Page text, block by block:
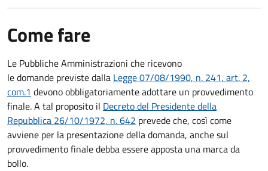
Come fare
Le Pubbliche Amministrazioni che ricevono
le domande previste dalla Legge 07/08/1990, n. 241, art. 2,
com.1 devono obbligatoriamente adottare un provvedimento
finale. A tal proposito il Decreto del Presidente della
Repubblica 26/10/1972, n. 642 prevede che, così come
avviene per la presentazione della domanda, anche sul
provvedimento finale debba essere apposta una marca da
bollo.